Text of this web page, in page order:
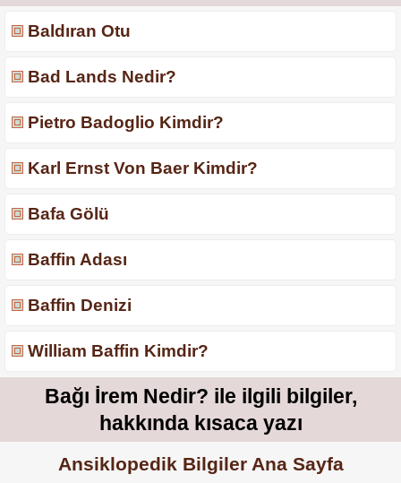
Baldıran Otu
Bad Lands Nedir?
Pietro Badoglio Kimdir?
Karl Ernst Von Baer Kimdir?
Bafa Gölü
Baffin Adası
Baffin Denizi
William Baffin Kimdir?
Bağı İrem Nedir? ile ilgili bilgiler,
hakkında kısaca yazı
Ansiklopedik Bilgiler Ana Sayfa